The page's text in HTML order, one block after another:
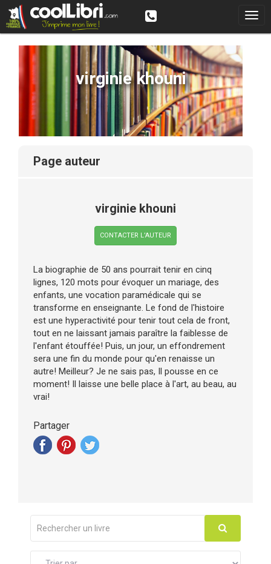
virginie khouni
page auteur
virginie khouni
CONTACTER L’AUTEUR
La biographie de 50 ans pourrait tenir en cinq
lignes, 120 mots pour évoquer un mariage, des
enfants, une vocation paramédicale qui se
transforme en enseignante. Le fond de l'histoire
est une hyperactivité pour tenir tout cela de front,
tout en ne laissant jamais paraître la faiblesse de
l'enfant étouffée! Puis, un jour, un effondrement
sera une fin du monde pour qu'en renaisse un
autre! Meilleur? Je ne sais pas, Il pousse en ce
moment! Il laisse une belle place à l'art, au beau, au
vrai!
Partager